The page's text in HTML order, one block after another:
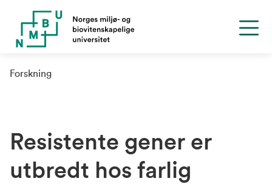
Forskning
Resistente gener er
utbredt hos farlig